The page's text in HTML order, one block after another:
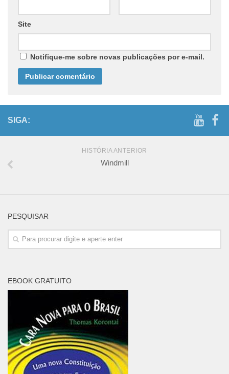
Site
Notifique-me sobre novas publicações por e-mail.
SIGA:
HISTÓRIA ANTERIOR
Windmill
PESQUISAR
EBOOK GRATUITO